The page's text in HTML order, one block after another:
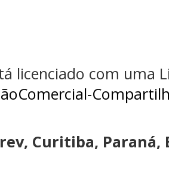
licenciado com uma
Curitiba, Paraná,